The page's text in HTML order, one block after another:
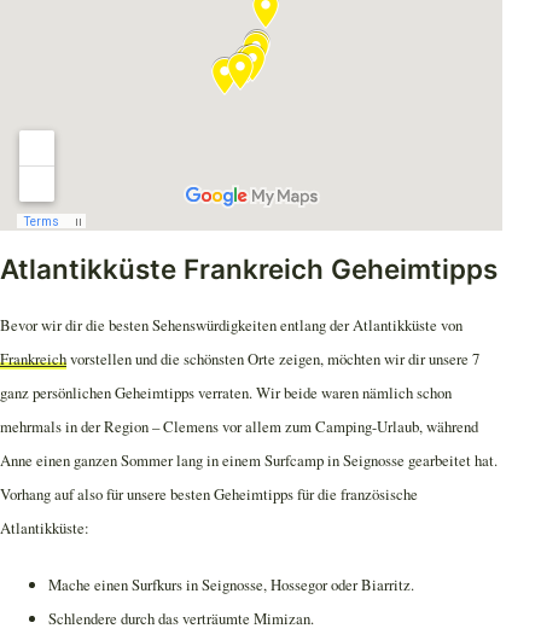
Atlantikküste Frankreich Geheimtipps
Bevor wir dir die besten Sehenswürdigkeiten entlang der Atlantikküste von
Frankreichvorstellen und die schönsten Orte zeigen, möchten wir dir unsere 7
ganz persönlichen Geheimtipps verraten. Wir beide waren nämlich schon
mehrmals in der Region – Clemens vor allem zum Camping-Urlaub, während
Anne einen ganzen Sommer lang in einem Surfcamp in Seignosse gearbeitet hat.
Vorhang auf also für unsere besten Geheimtipps für die französische
Atlantikküste:
Mache einen Surfkurs in Seignosse, Hossegor oder Biarritz.
Schlendere durch das verträumte Mimizan.